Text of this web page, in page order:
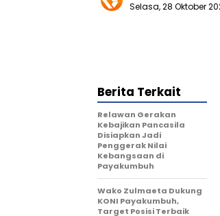
Selasa, 28 Oktober
Berita Terkait
Relawan Gerakan
Kebajikan Pancasila
Disiapkan Jadi
Penggerak Nilai
Kebangsaan di
Payakumbuh
Wako Zulmaeta Dukung
KONI Payakumbuh,
Target Posisi Terbaik